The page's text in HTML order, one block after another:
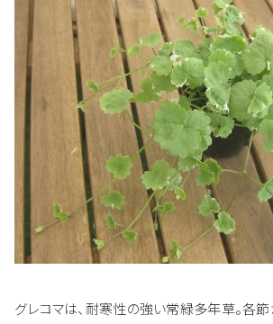
グレコマは、耐寒性の強い常緑多年草。各